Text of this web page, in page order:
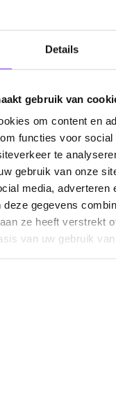
Details
gebruik van
om content en
functies voor social
te
gebruik van onze
media, adverteren
deze gegevens
ze heeft verstrekt
van uw gebruik
foto